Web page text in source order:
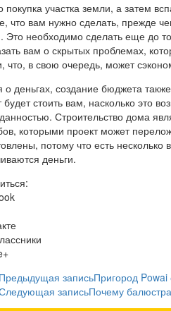
покупка участка земли, а затем
что вам нужно сделать, прежде
Это необходимо сделать еще до
вам о скрытых проблемах,
что, в свою очередь, может
о деньгах, создание бюджета
будет стоить вам, насколько это
Строительство дома
которыми проект может
потому что есть
деньги.
Предыдущая записьПригород
записьПочему